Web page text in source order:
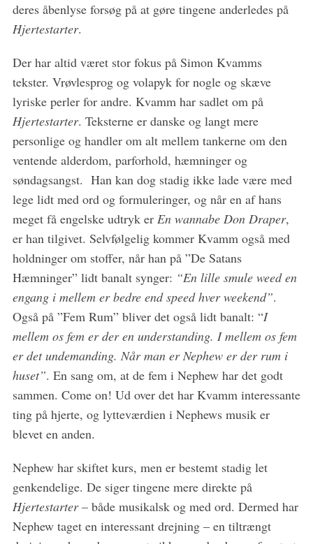
deres åbenlyse forsøg på at gøre tingene anderledes på
Hjertestarter.
Der har altid været stor fokus på Simon Kvamms
tekster. Vrøvlesprog og volapyk for nogle og skæve
lyriske perler for andre. Kvamm har sadlet om på
Hjertestarter. Teksterne er danske og langt mere
personlige og handler om alt mellem tankerne om den
ventende alderdom, parforhold, hæmninger og
søndagsangst. Han kan dog stadig ikke lade være med
lege lidt med ord og formuleringer, og når en af hans
meget få engelske udtryk er En wannabe Don Draper,
er han tilgivet. Selvfølgelig kommer Kvamm også med
holdninger om stoffer, når han på ”De Satans
Hæmninger” lidt banalt synger: “En lille smule weed en
engang i mellem er bedre end speed hver weekend”.
Også på ”Fem Rum” bliver det også lidt banalt: “I
mellem os fem er der en understanding. I mellem os fem
er det undemanding. Når man er Nephew er der rum i
huset”. En sang om, at de fem i Nephew har det godt
sammen. Come on! Ud over det har Kvamm interessante
ting på hjerte, og lytteværdien i Nephews musik er
blevet en anden.
Nephew har skiftet kurs, men er bestemt stadig let
genkendelige. De siger tingene mere direkte på
Hjertestarter– både musikalsk og med ord. Dermed har
Nephew taget en interessant drejning – en tiltrængt